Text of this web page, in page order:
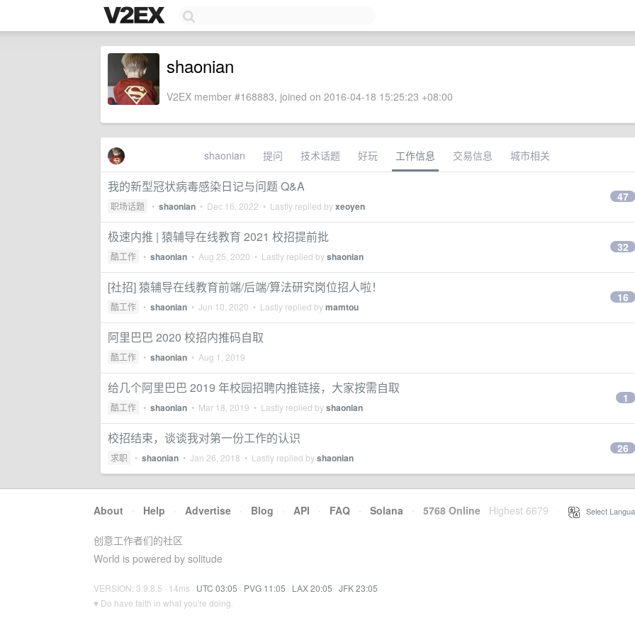
shaonian
V2EX member #168883, joined on 2016-04-18 15:25:23 +08:00
shaonian 提问 技术话题 好玩 工作信息 交易信息 城市相关
我的新型冠状病毒感染日记与问题 Q&A
职场话题 • shaonian • Dec 16, 2022 • Lastly replied byxeoyen
47
极速内推 | 猿辅导在线教育 2021 校招提前批
酷工作 • shaonian • Aug 25, 2020 • Lastly replied byshaonian
32
[社招] 猿辅导在线教育前端/后端/算法研究岗位招人啦！
酷工作 • shaonian • Jun 10, 2020 • Lastly replied bymamtou
16
阿里巴巴 2020 校招内推码自取
酷工作 • shaonian • Aug 1, 2019
给几个阿里巴巴 2019 年校园招聘内推链接，大家按需自取
酷工作 • shaonian • Mar 18, 2019 • Lastly replied byshaonian
1
校招结束，谈谈我对第一份工作的认识
求职 • shaonian • Jan 26, 2018 • Lastly replied byshaonian
26
About · Help · Advertise · Blog · API · FAQ · Solana · 5768 Online Highest 6679 Select
创意工作者们的社区
World is powered by solitude
VERSION: 3.9.8.5 · 14ms · UTC 03:05 · PVG 11:05 · LAX 20:05 · JFK 23:05
♥ Do have faith in what you're doing.